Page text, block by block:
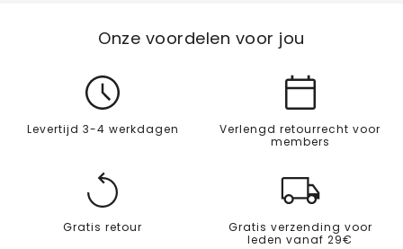
Onze voordelen voor jou
Levertijd 3-4 werkdagen
Verlengd retourrecht voor
members
Gratis retour
Gratis verzending voor
leden vanaf 29€